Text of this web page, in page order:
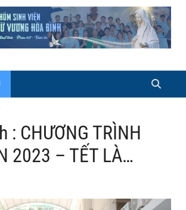
: CHƯƠNG TRÌNH
2023 – TẾT LÀ…